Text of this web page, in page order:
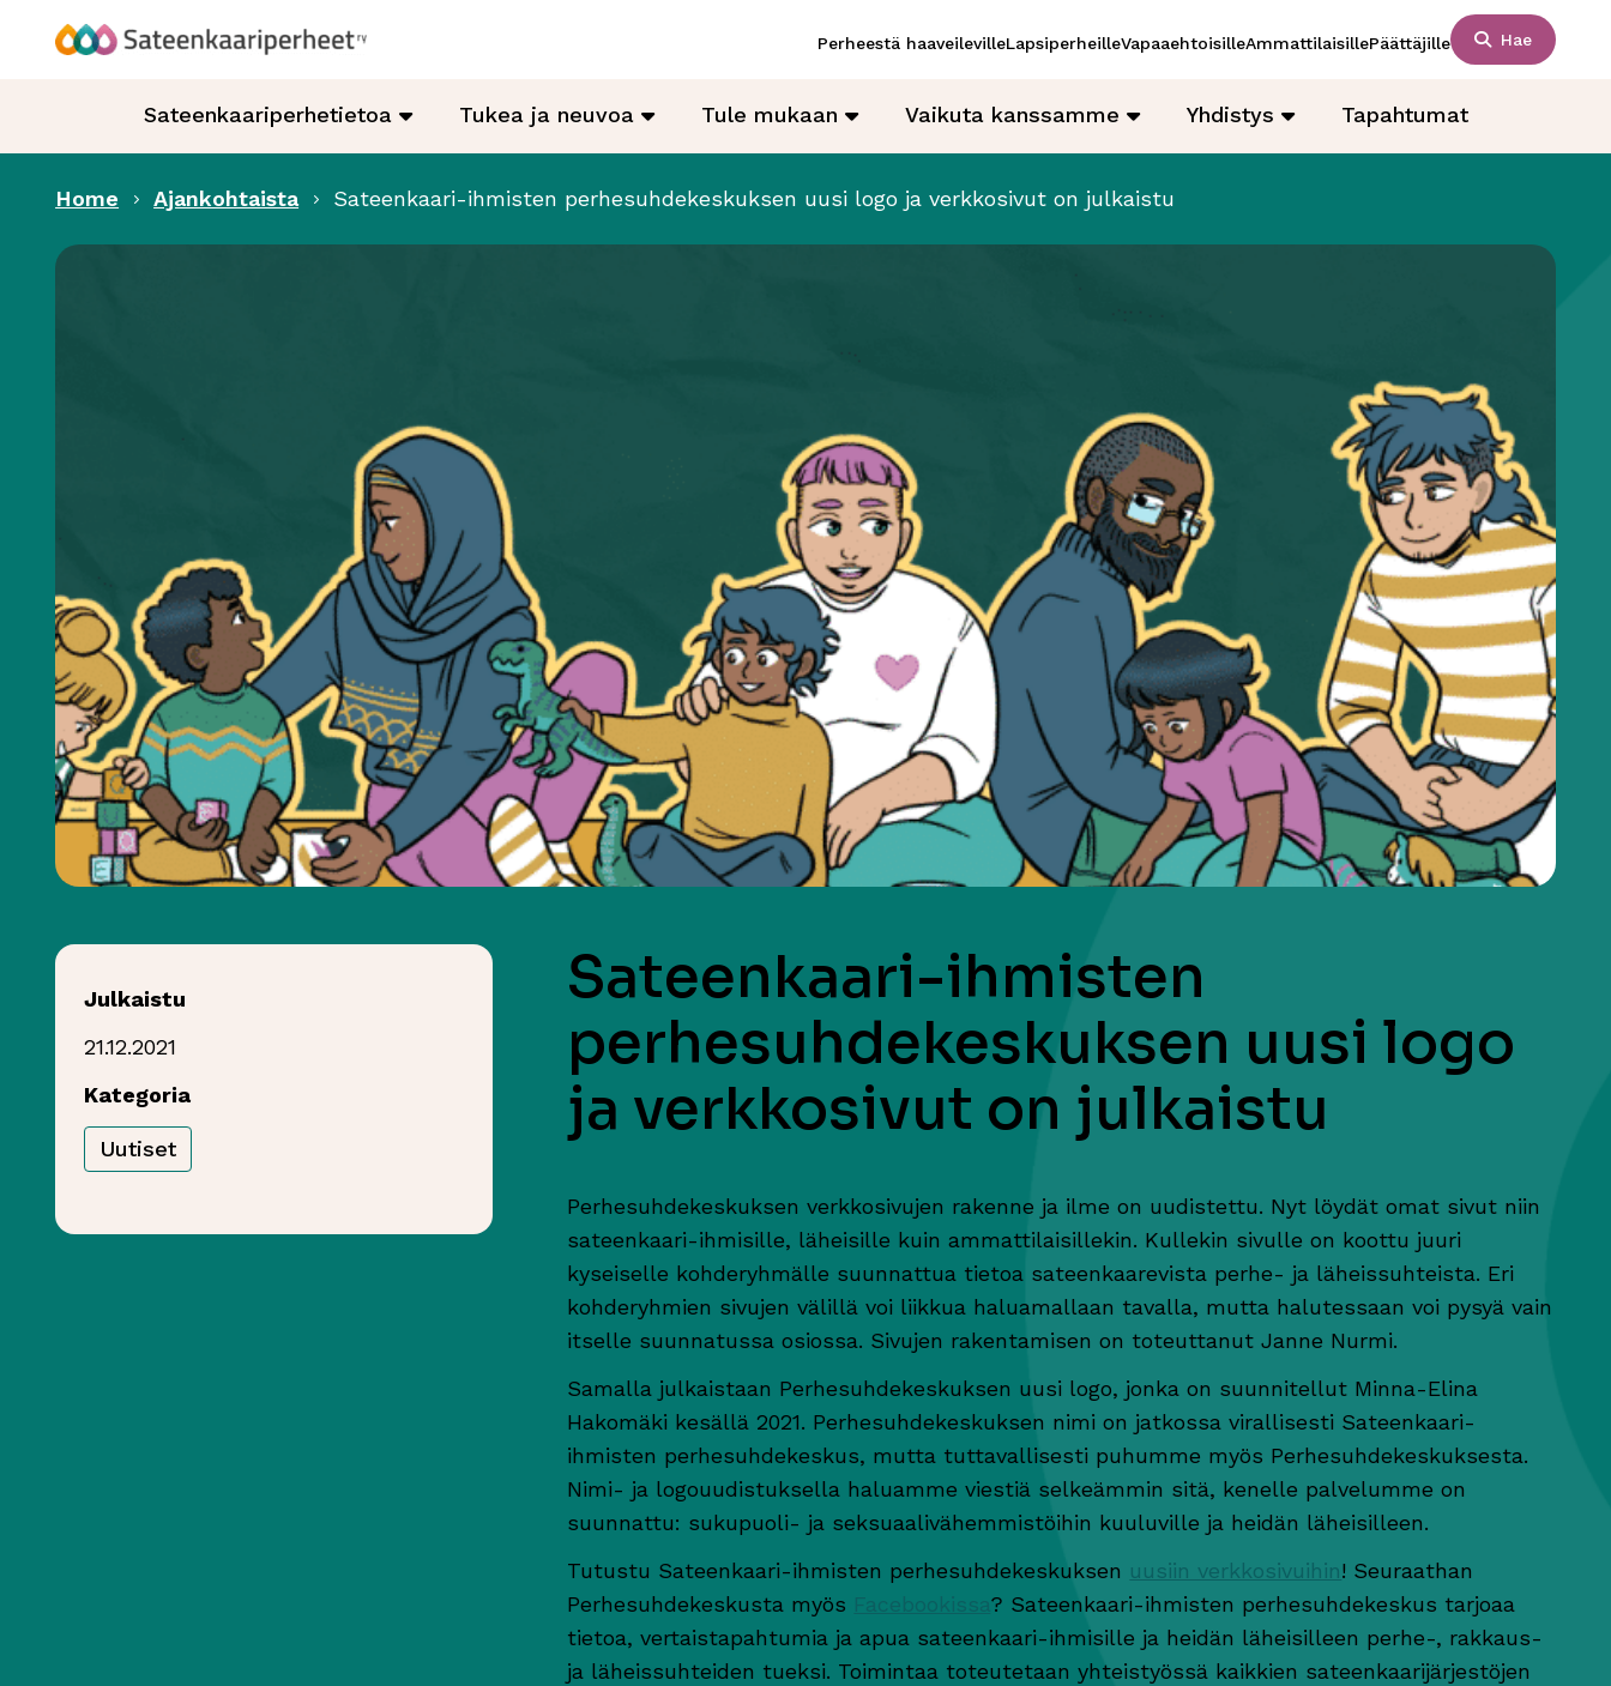
sisältöön
Perheestä haaveilevilleLapsiperheilleVapaaehtoisilleAmmattilaisillePäättäjille Hae
Sateenkaariperhetietoa Tukea ja neuvoa Tule mukaan Vaikuta kanssamme Yhdistys Tapahtumat
Home Ajankohtaista Sateenkaari-ihmisten perhesuhdekeskuksen uusi logo ja verkkosivut on julkaistu
Julkaistu
21.12.2021
Kategoria
Uutiset
Sateenkaari-ihmisten
perhesuhdekeskuksen uusi logo
ja verkkosivut on julkaistu
Perhesuhdekeskuksen verkkosivujen rakenne ja ilme on uudistettu. Nyt löydät omat sivut niin
sateenkaari-ihmisille, läheisille kuin ammattilaisillekin. Kullekin sivulle on koottu juuri
kyseiselle kohderyhmälle suunnattua tietoa sateenkaarevista perhe- ja läheissuhteista. Eri
kohderyhmien sivujen välillä voi liikkua haluamallaan tavalla, mutta halutessaan voi pysyä vain
itselle suunnatussa osiossa. Sivujen rakentamisen on toteuttanut Janne Nurmi.
Samalla julkaistaan Perhesuhdekeskuksen uusi logo, jonka on suunnitellut Minna-Elina
Hakomäki kesällä 2021. Perhesuhdekeskuksen nimi on jatkossa virallisesti Sateenkaari-
ihmisten perhesuhdekeskus, mutta tuttavallisesti puhumme myös Perhesuhdekeskuksesta.
Nimi- ja logouudistuksella haluamme viestiä selkeämmin sitä, kenelle palvelumme on
suunnattu: sukupuoli- ja seksuaalivähemmistöihin kuuluville ja heidän läheisilleen.
Tutustu Sateenkaari-ihmisten perhesuhdekeskuksen uusiin verkkosivuihin! Seuraathan
Perhesuhdekeskusta myös Facebookissa? Sateenkaari-ihmisten perhesuhdekeskus tarjoaa
tietoa, vertaistapahtumia ja apua sateenkaari-ihmisille ja heidän läheisilleen perhe-, rakkaus-
ja läheissuhteiden tueksi. Toimintaa toteutetaan yhteistyössä kaikkien sateenkaarijärjestöjen